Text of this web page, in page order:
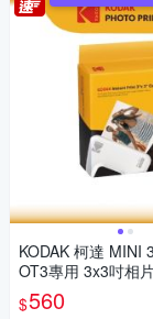
KODAK 柯達 MINI
OT3專用 3x3吋相
0張) 公司貨
$560